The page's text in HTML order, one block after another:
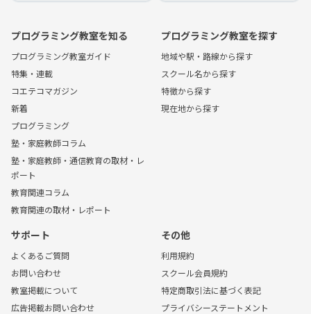
プログラミング教室を知る
プログラミング教室ガイド
特集・連載
コエテコマガジン
新着
プログラミング
塾・家庭教師コラム
塾・家庭教師・通信教育の取材・レ
ポート
教育関連コラム
教育関連の取材・レポート
プログラミング教室を探す
地域や駅・路線から探す
スクール名から探す
特徴から探す
現在地から探す
サポート
よくあるご質問
お問い合わせ
教室掲載について
広告掲載お問い合わせ
その他
利用規約
スクール会員規約
特定商取引法に基づく表記
プライバシーステートメント